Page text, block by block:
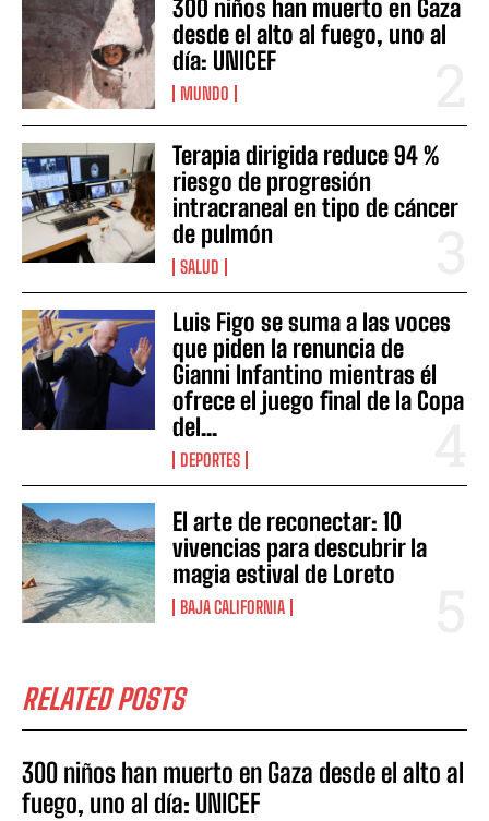
300 niños han muerto en Gaza
desde el alto al fuego, uno al
día: UNICEF
MUNDO
Terapia dirigida reduce 94 %
riesgo de progresión
intracraneal en tipo de cáncer
de pulmón
SALUD
Luis Figo se suma a las voces
que piden la renuncia de
Gianni Infantino mientras él
ofrece el juego final de la Copa
del...
DEPORTES
El arte de reconectar: 10
vivencias para descubrir la
magia estival de Loreto
BAJA CALIFORNIA
RELATED POSTS
300 niños han muerto en Gaza desde el alto al
fuego, uno al día: UNICEF